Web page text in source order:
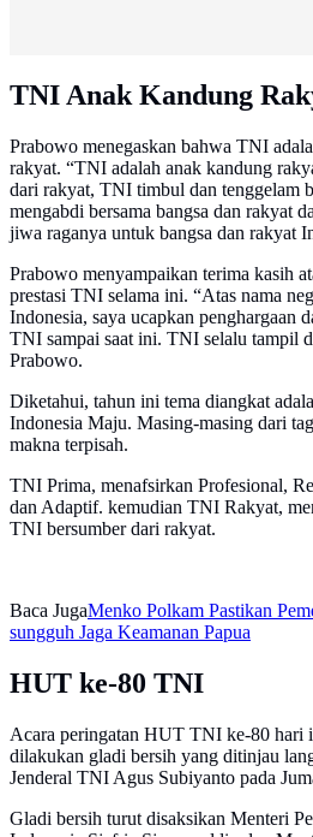
TNI Anak Kandung
Prabowo menegaskan bahwa TNI
rakyat. “TNI adalah anak kandung
dari rakyat, TNI timbul dan tenggelam
mengabdi bersama bangsa dan rakyat
jiwa raganya untuk bangsa dan rakyat
Prabowo menyampaikan terima kasih
prestasi TNI selama ini. “Atas nama
Indonesia, saya ucapkan penghargaan
TNI sampai saat ini. TNI selalu tampil
Prabowo.
Diketahui, tahun ini tema diangkat
Indonesia Maju. Masing-masing dari
makna terpisah.
TNI Prima, menafsirkan Profesional,
dan Adaptif. kemudian TNI Rakyat,
TNI bersumber dari rakyat.
Baca JugaMenko Polkam Pastikan
sungguh Jaga Keamanan Papua
HUT ke-80 TNI
Acara peringatan HUT TNI ke-80 hari
dilakukan gladi bersih yang ditinjau
Jenderal TNI Agus Subiyanto pada
Gladi bersih turut disaksikan Menteri